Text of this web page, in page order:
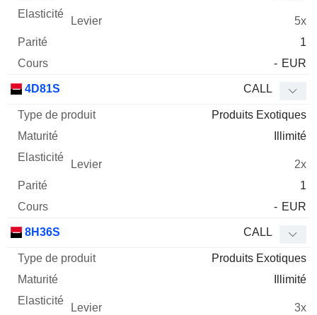
5x
1
- EUR
4D81S CALL
Produits Exotiques
Illimité
2x
1
- EUR
8H36S CALL
Produits Exotiques
Illimité
3x